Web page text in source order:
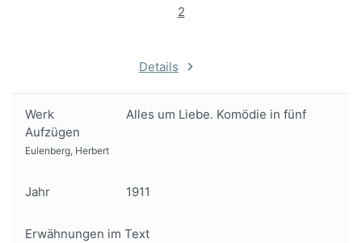
2
Details
Werk
Alles um Liebe. Komödie in fünf
Aufzügen
Eulenberg, Herbert
Jahr 1911
Erwähnungen im Text